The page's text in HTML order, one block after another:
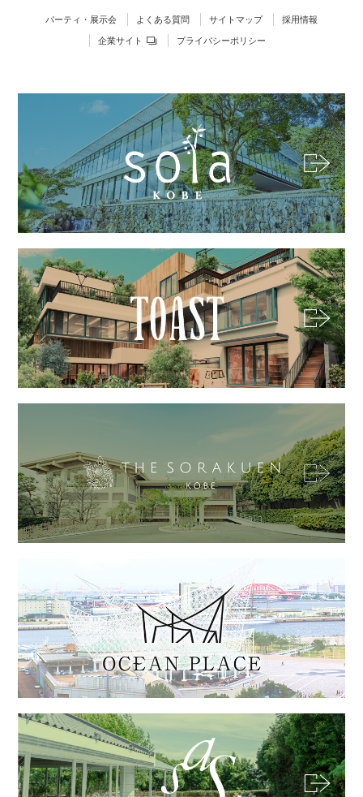
パーティ・展示会 よくある質問 サイトマップ 採用情報
企業サイト プライバシーポリシー